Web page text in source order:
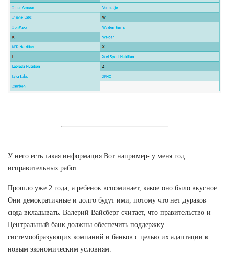
У него есть такая информация Вот например- у меня год
исправительных работ.
Прошло уже 2 года, а ребенок вспоминает, какое оно было вкусное.
Они демократичные и долго будут ими, потому что нет дураков
сюда вкладывать. Валерий Вайсберг считает, что правительство и
Центральный банк должны обеспечить поддержку
системообразующих компаний и банков с целью их адаптации к
новым экономическим условиям.